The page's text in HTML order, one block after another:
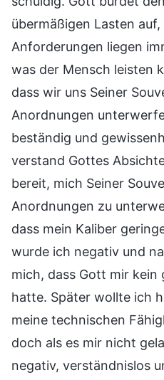
übermäßigen Lasten auf,
Anforderungen liegen
was der Mensch leisten
dass wir uns Seiner
Anordnungen
beständig und
verstand Gottes
bereit, mich Seiner
Anordnungen zu
dass mein Kaliber
wurde ich negativ und
mich, dass Gott mir kein
hatte. Später wollte ich
meine technischen
doch als es mir nicht
negativ, verständnislos